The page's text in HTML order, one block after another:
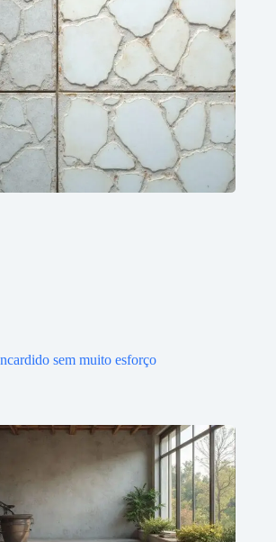
sem muito esforço